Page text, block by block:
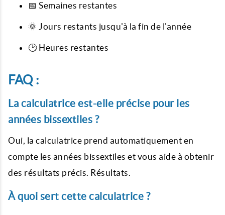
📅 Semaines restantes
🌞 Jours restants jusqu'à la fin de l'année
🕑 Heures restantes
FAQ :
La calculatrice est-elle précise pour les
années bissextiles ?
Oui, la calculatrice prend automatiquement en
compte les années bissextiles et vous aide à obtenir
des résultats précis. Résultats.
À quoi sert cette calculatrice ?